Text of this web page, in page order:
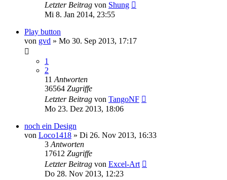
Letzter Beitrag von Shung
Mi 8. Jan 2014, 23:55
Play button
von gvd » Mo 30. Sep 2013, 17:17
1
2
11 Antworten
36564 Zugriffe
Letzter Beitrag von TangoNF
Mo 23. Dez 2013, 18:06
noch ein Design
von Loco1418 » Di 26. Nov 2013, 16:33
3 Antworten
17612 Zugriffe
Letzter Beitrag von Excel-Art
Do 28. Nov 2013, 12:23